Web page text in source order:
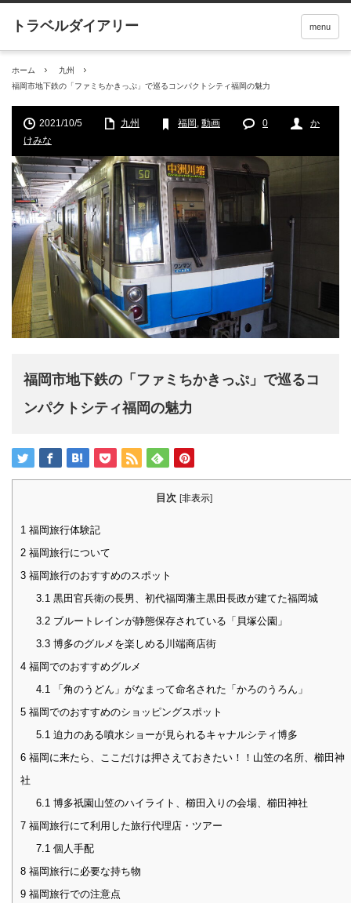
menu
ホーム
九州
福岡市地下鉄の「ファミちかきっぷ」で巡るコンパクトシティ福岡の魅力
2021/10/5 九州 福岡 , 動画 0
か
けみな
福岡市地下鉄の「ファミちかきっぷ」で巡るコ
ンパクトシティ福岡の魅力
目次 [非表示]
1 福岡旅行体験記
2 福岡旅行について
3 福岡旅行のおすすめのスポット
3.1 黒田官兵衛の長男、初代福岡藩主黒田長政が建てた福岡城
3.2ブルートレインが静態保存されている「貝塚公園」
3.3博多のグルメを楽しめる川端商店街
4 福岡でのおすすめグルメ
4.1
「角のうどん」がなまって命名された「かろのうろん」
5 福岡でのおすすめのショッピングスポット
5.1 迫力のある噴水ショーが見られるキャナルシティ博多
6 福岡に来たら、ここだけは押さえておきたい！！山笠の名所、櫛田神
社
6.1 博多祇園山笠のハイライト、櫛田入りの会場、櫛田神社
7 福岡旅行にて利用した旅行代理店・ツアー
7.1 個人手配
8 福岡旅行に必要な持ち物
9 福岡旅行での注意点